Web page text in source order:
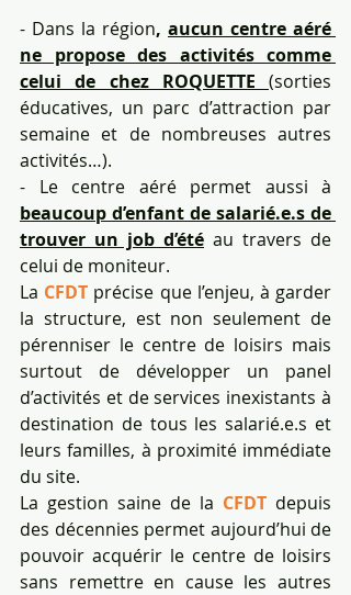
- Dans la région, aucun centre aéré
ne propose des activités comme
celui de chez ROQUETTE (sorties
éducatives, un parc d’attraction par
semaine et de nombreuses autres
activités…).
beaucoup d’enfant de salarié.e.s de
trouver un job d’été au travers de
celui de moniteur.
La CFDT précise que l’enjeu, à garder
la structure, est non seulement de
pérenniser le centre de loisirs mais
surtout de développer un panel
d’activités et de services inexistants à
destination de tous les salarié.e.s et
leurs familles, à proximité immédiate
du site.
La gestion saine de la CFDT depuis
des décennies permet aujourd’hui de
pouvoir acquérir le centre de loisirs
sans remettre en cause les autres